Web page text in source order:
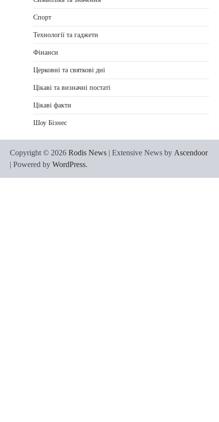
Спорт
Технології та гаджети
Фінанси
Церковні та святкові дні
Цікаві та визначні постаті
Цікаві факти
Шоу Бізнес
Copyright © 2026 Rodis News | Extensive News by Ascendoor
| Powered by WordPress.